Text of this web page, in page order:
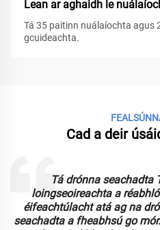
Lean ar aghaidh le
Tá 35 paitinn nuálaíochta agus
gcuideachta.
Cad a deir
Tá drónna seachadta
loingseoireachta a
éifeachtúlacht atá ag na
seachadta a fheabhsú go